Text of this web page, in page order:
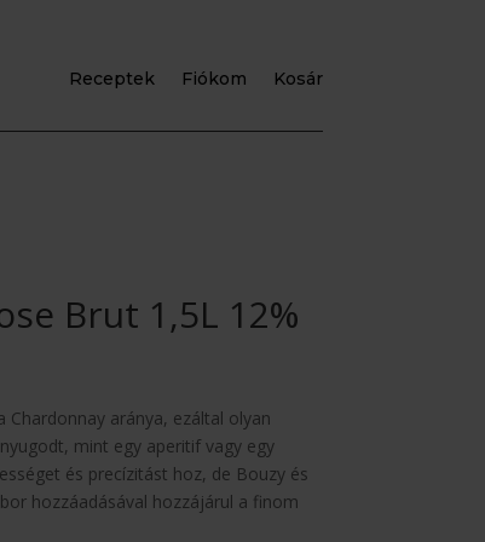
Receptek Fiókom Kosár
Brut 1,5L 12%
Chardonnay aránya, ezáltal olyan
mint egy aperitif vagy egy
és precízitást hoz, de Bouzy és
hozzáadásával hozzájárul a finom